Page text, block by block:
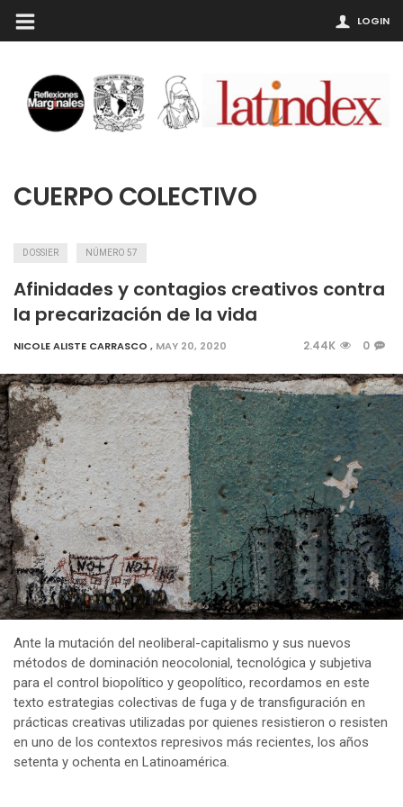
LOGIN
CUERPO COLECTIVO
DOSSIER NÚMERO 57
Afinidades y contagios creativos contra
la precarización de la vida
NICOLE ALISTE CARRASCO , MAY 20, 2020 2.44K 0
Ante la mutación del neoliberal-capitalismo y sus nuevos
métodos de dominación neocolonial, tecnológica y subjetiva
para el control biopolítico y geopolítico, recordamos en este
texto estrategias colectivas de fuga y de transfiguración en
prácticas creativas utilizadas por quienes resistieron o resisten
en uno de los contextos represivos más recientes, los años
setenta y ochenta en Latinoamérica.